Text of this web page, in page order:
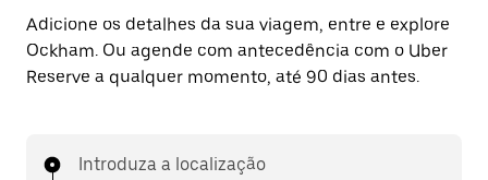
Adicione os detalhes da sua viagem, entre e explore
Ockham. Ou agende com antecedência com o Uber
Reserve a qualquer momento, até 90 dias antes.
Introduza a localização